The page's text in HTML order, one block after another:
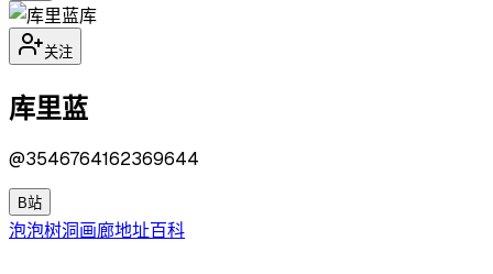
库
关注
库里蓝
@3546764162369644
B站
泡泡树洞画廊地址百科